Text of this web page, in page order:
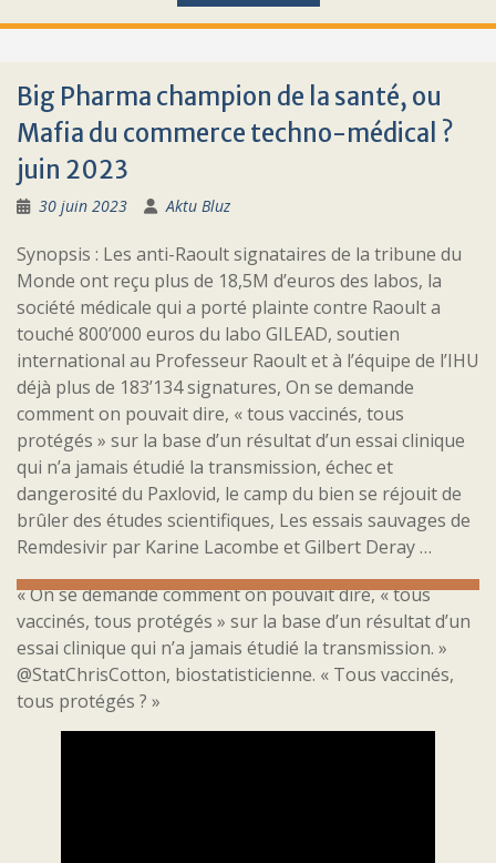
Big Pharma champion de la santé, ou
Mafia du commerce techno-médical ?
juin 2023
30 juin 2023 Aktu Bluz
Synopsis : Les anti-Raoult signataires de la tribune du
Monde ont reçu plus de 18,5M d’euros des labos, la
société médicale qui a porté plainte contre Raoult a
touché 800’000 euros du labo GILEAD, soutien
international au Professeur Raoult et à l’équipe de l’IHU
déjà plus de 183’134 signatures, On se demande
comment on pouvait dire, « tous vaccinés, tous
protégés » sur la base d’un résultat d’un essai clinique
qui n’a jamais étudié la transmission, échec et
dangerosité du Paxlovid, le camp du bien se réjouit de
brûler des études scientifiques, Les essais sauvages de
Remdesivir par Karine Lacombe et Gilbert Deray …
« On se demande comment on pouvait dire, « tous
vaccinés, tous protégés » sur la base d’un résultat d’un
essai clinique qui n’a jamais étudié la transmission. »
@StatChrisCotton, biostatisticienne. « Tous vaccinés,
tous protégés ? »